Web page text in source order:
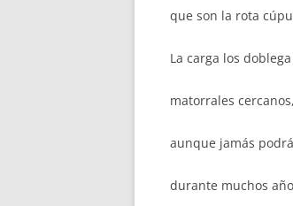
que son la rota
La carga los
matorrales
aunque jamás
durante muchos